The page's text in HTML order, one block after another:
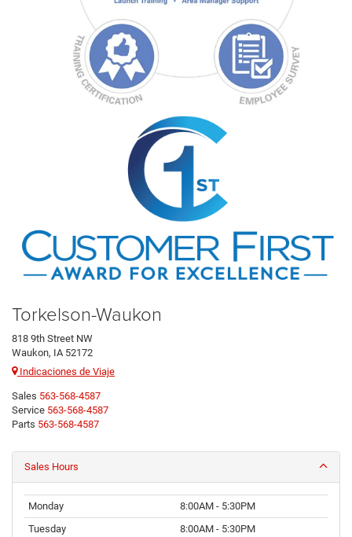
Torkelson-Waukon
818 9th Street NW
Waukon, IA 52172
Indicaciones de Viaje
Sales 563-568-4587
Service 563-568-4587
Parts 563-568-4587
Sales Hours
Monday
8:00AM - 5:30PM
Tuesday
8:00AM - 5:30PM